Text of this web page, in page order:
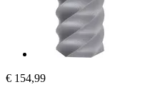
€ 154,99